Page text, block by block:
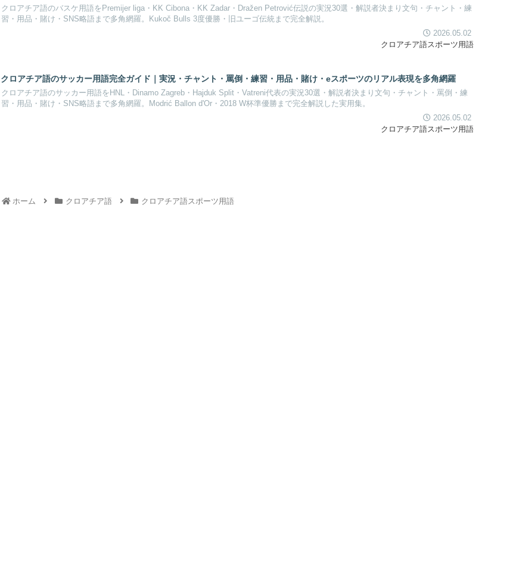
クロアチア語のバスケ用語をPremijer liga・KK Cibona・KK Zadar・Dražen Petrović伝説の実況30選・解説者決まり文句・チャント・練
習・用品・賭け・SNS略語まで多角網羅。Kukoč Bulls 3度優勝・旧ユーゴ伝統まで完全解説。
2026.05.02
クロアチア語スポーツ用語
クロアチア語のサッカー用語完全ガイド｜実況・チャント・罵倒・練習・用品・賭け・eスポーツのリアル表現を多角網羅
クロアチア語のサッカー用語をHNL・Dinamo Zagreb・Hajduk Split・Vatreni代表の実況30選・解説者決まり文句・チャント・罵倒・練
習・用品・賭け・SNS略語まで多角網羅。Modrić Ballon d'Or・2018 W杯準優勝まで完全解説した実用集。
2026.05.02
クロアチア語スポーツ用語
ホーム クロアチア語 クロアチア語スポーツ用語